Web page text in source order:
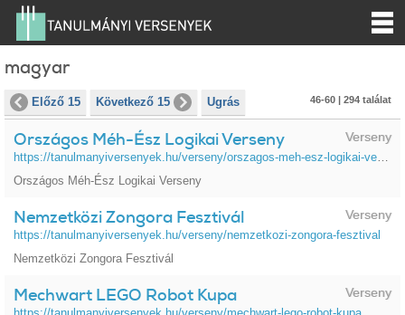
magyar
Előző 15 Következő 15 Ugrás 46-60 | 294 találat
Verseny
Országos Méh-Ész Logikai Verseny
https://tanulmanyiversenyek.hu/verseny/orszagos-meh-esz-logikai-verseny
Országos Méh-Ész Logikai Verseny
Verseny
Nemzetközi Zongora Fesztivál
https://tanulmanyiversenyek.hu/verseny/nemzetkozi-zongora-fesztival
Nemzetközi Zongora Fesztivál
Verseny
Mechwart LEGO Robot Kupa